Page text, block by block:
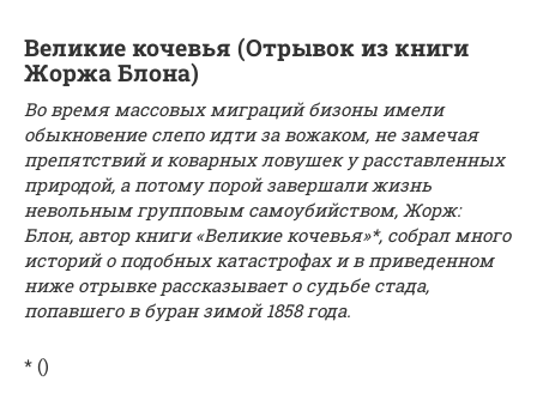
Великие кочевья (Отрывок из книги
Жоржа Блона)
Во время массовых миграций бизоны имели
обыкновение слепо идти за вожаком, не замечая
препятствий и коварных ловушек у расставленных
природой, а потому порой завершали жизнь
невольным групповым самоубийством, Жорж:
Блон, автор книги «Великие кочевья»*, собрал много
историй о подобных катастрофах и в приведенном
ниже отрывке рассказывает о судьбе стада,
попавшего в буран зимой 1858 года.
* ()